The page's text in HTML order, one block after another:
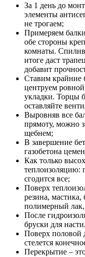
За 1 день до
элементы
не трогаем;
Примеряем
обе стороны
комнаты.
итоге даст
добавит
Ставим крайние
центруем
укладки. Торцы
оставляйте
Выровняв все
прямоту, можно
щебнем;
В завершение
газобетона
Как только
теплоизоляцию:
сгодится все;
Поверх
резина,
полимерный
После
бруски для
Поверх половой
стелется
Перекрытие –